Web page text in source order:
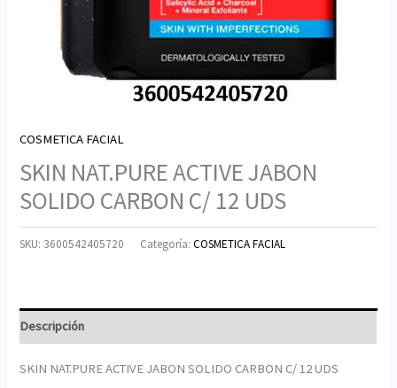
COSMETICA FACIAL
SKIN NAT.PURE ACTIVE JABON
SOLIDO CARBON C/ 12 UDS
SKU: 3600542405720 Categoría:COSMETICA FACIAL
Descripción
SKIN NAT.PURE ACTIVE JABON SOLIDO CARBON C/ 12 UDS